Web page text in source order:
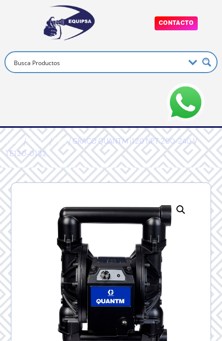
CONTACTO
Inicio/Graco/PRO/ GRACO QUANTM i120 NPT 200-240 V
TE120-0132